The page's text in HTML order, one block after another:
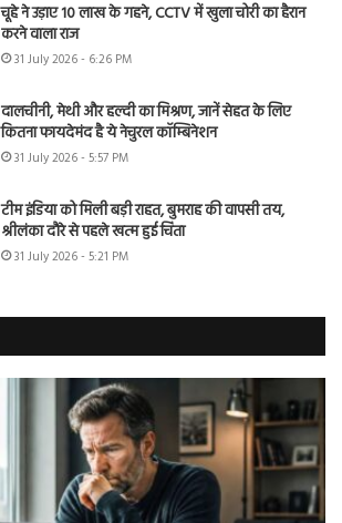
चूहे ने उड़ाए 10 लाख के गहने, CCTV में खुला चोरी का हैरान
करने वाला राज
31 July 2026 - 6:26 PM
दालचीनी, मेथी और हल्दी का मिश्रण, जानें सेहत के लिए
कितना फायदेमंद है ये नेचुरल कॉम्बिनेशन
31 July 2026 - 5:57 PM
टीम इंडिया को मिली बड़ी राहत, बुमराह की वापसी तय,
श्रीलंका दौरे से पहले खत्म हुई चिंता
31 July 2026 - 5:21 PM